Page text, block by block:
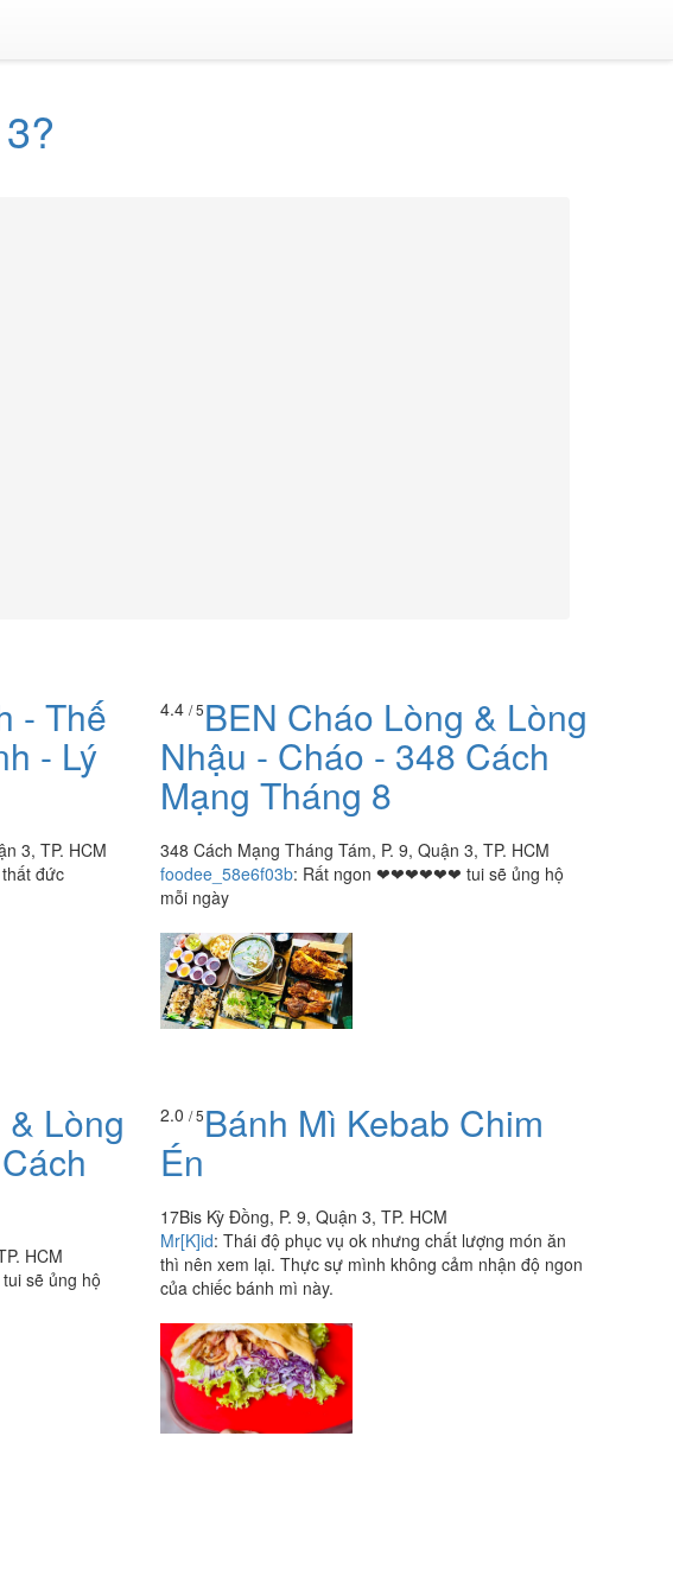
- Thế
- Lý
3, TP. HCM
đức
4.4 / 5BEN Cháo Lòng & Lòng
Nhậu - Cháo - 348 Cách
Mạng Tháng 8
348 Cách Mạng Tháng Tám, P. 9, Quận 3, TP. HCM
foodee_58e6f03b: Rất ngon ❤❤❤❤❤❤ tui sẽ ủng hộ
mỗi ngày
Lòng
HCM
sẽ ủng hộ
2.0 / 5Bánh Mì Kebab Chim
Én
17Bis Kỳ Đồng, P. 9, Quận 3, TP. HCM
Mr[K]id: Thái độ phục vụ ok nhưng chất lượng món ăn
thì nên xem lại. Thực sự mình không cảm nhận độ ngon
của chiếc bánh mì này.